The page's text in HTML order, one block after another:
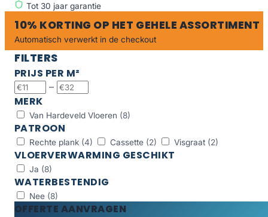
Tot 30 jaar garantie
10% KORTING OP HET GEHELE ASSORTIMENT
Automatisch verwerkt in de checkout
FILTERS
PRIJS PER M²
–
MERK
Van Hardeveld Vloeren (8)
PATROON
Rechte plank (4) Cassette (2) Visgraat (2)
VLOERVERWARMING GESCHIKT
Ja (8)
WATERBESTENDIG
Nee (8)
OFFERTE AANVRAGEN